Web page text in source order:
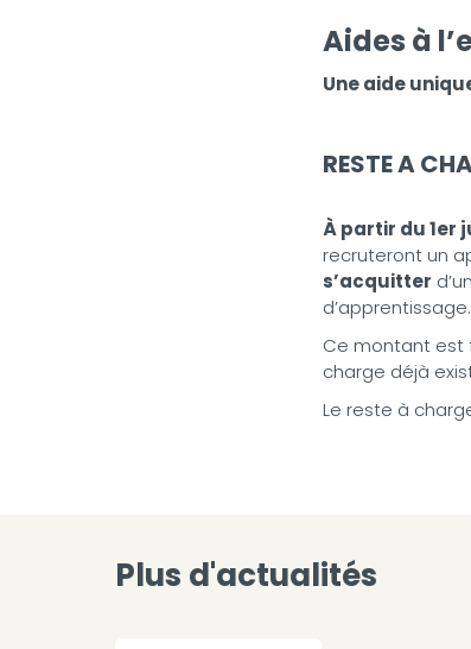
Aides à l’
Une aide
RESTE A
À partir du 1er
recruteront un
s’acquitter d’un
d’apprentissage.
Ce montant est
charge déjà
Le reste à
Plus d'actualités